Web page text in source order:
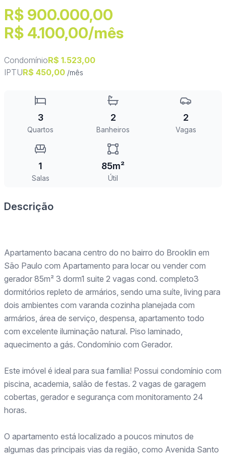
R$ 900.000,00
R$ 4.100,00/mês
CondomínioR$ 1.523,00
IPTUR$ 450,00 /mês
3
Quartos
2
Banheiros
2
Vagas
1
Salas
85m²
Útil
Descrição
Apartamento bacana centro do no bairro do Brooklin em
São Paulo com Apartamento para locar ou vender com
gerador 85m² 3 dorm1 suite 2 vagas cond. completo3
dormitórios repleto de armários, sendo uma suíte, living para
dois ambientes com varanda cozinha planejada com
armários, área de serviço, despensa, apartamento todo
com excelente iluminação natural. Piso laminado,
aquecimento a gás. Condomínio com Gerador.
Este imóvel é ideal para sua família! Possui condomínio com
piscina, academia, salão de festas. 2 vagas de garagem
cobertas, gerador e segurança com monitoramento 24
horas.
O apartamento está localizado a poucos minutos de
algumas das principais vias da região, como Avenida Santo